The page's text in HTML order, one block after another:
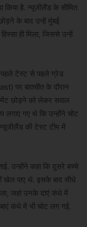
किया है. न्यूजीलैंड के सीमित
के बाद उन्हें मुंबई
ही मिला, जिससे उन्हें
टेस्ट से पहले ग्रेड
पर बातचीत के दौरान
छोड़ने को लेकर सवाल
लगाए गए थे कि उन्होंने चोट
की टेस्ट टीम में
उन्होंने कहा कि दूसरे बच्चे
खेल पाए थे. इसके बाद सीधे
जहां उनके दाएं कंधे में
कंधे में भी चोट लग गई.